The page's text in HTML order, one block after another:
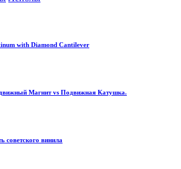
with Diamond Cantilever
Магнит vs Подвижная Катушка.
советского винила